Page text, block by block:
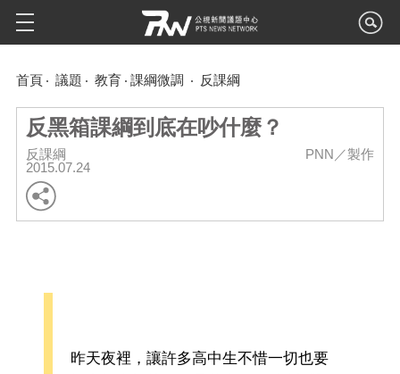
首頁 議題 教育 課綱微調 反課綱
反黑箱課綱到底在吵什麼？
反課綱
2015.07.24
PNN／製作
昨天夜裡，讓許多高中生不惜一切也要